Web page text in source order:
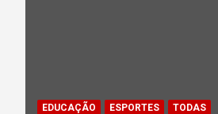
EDUCAÇÃO ESPORTES TODAS